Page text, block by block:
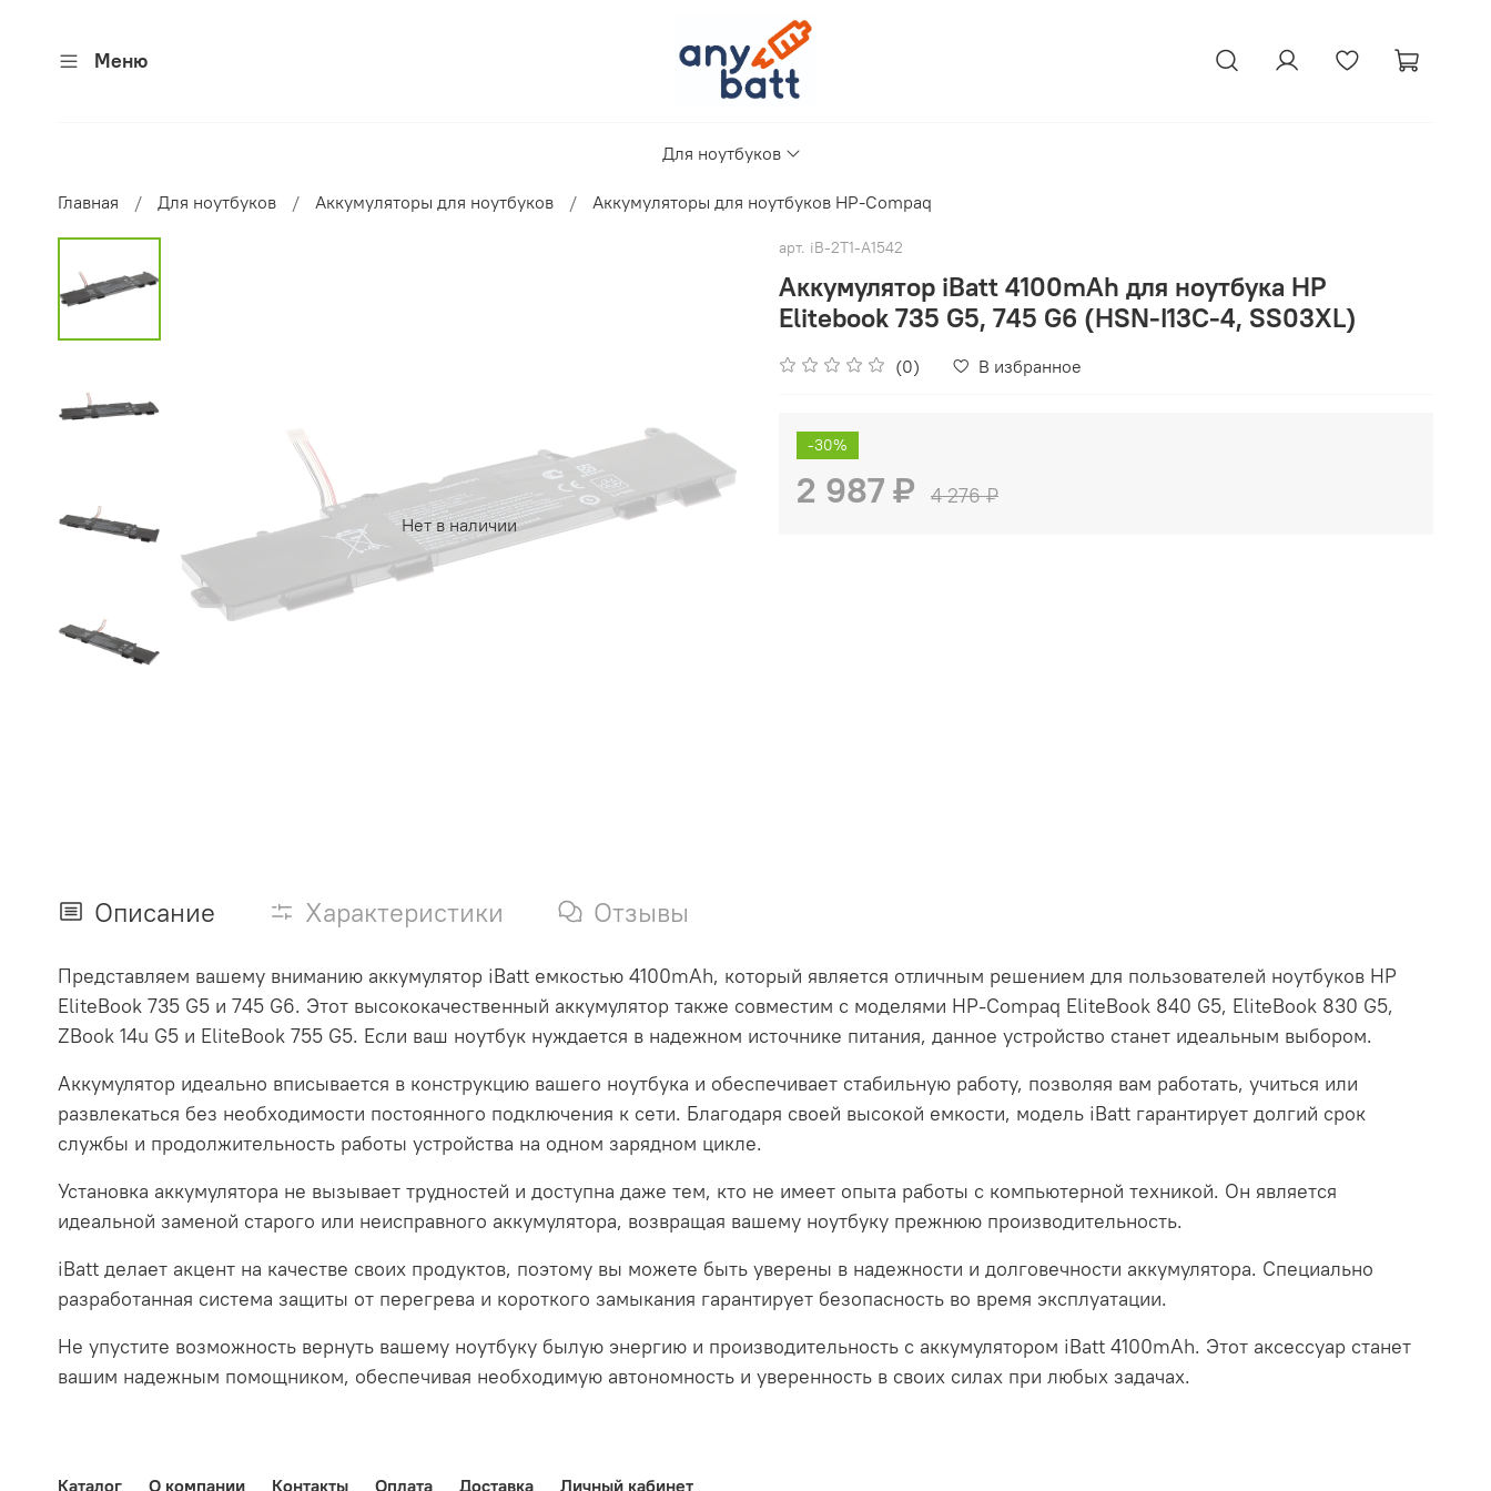
Меню
Для ноутбуков
Главная Для ноутбуков Аккумуляторы для ноутбуков Аккумуляторы для ноутбуков HP-Compaq
Нет в наличии
арт. iB-2T1-A1542
Аккумулятор iBatt 4100mAh для ноутбука HP
Elitebook 735 G5, 745 G6 (HSN-I13C-4, SS03XL)
(0) В избранное
-30%
2 987 ₽ 4 276 ₽
Описание Характеристики Отзывы
Представляем вашему вниманию аккумулятор iBatt емкостью 4100mAh, который является отличным решением для пользователей ноутбуков HP
EliteBook 735 G5 и 745 G6. Этот высококачественный аккумулятор также совместим с моделями HP-Compaq EliteBook 840 G5, EliteBook 830 G5,
ZBook 14u G5 и EliteBook 755 G5. Если ваш ноутбук нуждается в надежном источнике питания, данное устройство станет идеальным выбором.
Аккумулятор идеально вписывается в конструкцию вашего ноутбука и обеспечивает стабильную работу, позволяя вам работать, учиться или
развлекаться без необходимости постоянного подключения к сети. Благодаря своей высокой емкости, модель iBatt гарантирует долгий срок
службы и продолжительность работы устройства на одном зарядном цикле.
Установка аккумулятора не вызывает трудностей и доступна даже тем, кто не имеет опыта работы с компьютерной техникой. Он является
идеальной заменой старого или неисправного аккумулятора, возвращая вашему ноутбуку прежнюю производительность.
iBatt делает акцент на качестве своих продуктов, поэтому вы можете быть уверены в надежности и долговечности аккумулятора. Специально
разработанная система защиты от перегрева и короткого замыкания гарантирует безопасность во время эксплуатации.
Не упустите возможность вернуть вашему ноутбуку былую энергию и производительность с аккумулятором iBatt 4100mAh. Этот аксессуар станет
вашим надежным помощником, обеспечивая необходимую автономность и уверенность в своих силах при любых задачах.
Каталог О компании Контакты Оплата Доставка Личный кабинет